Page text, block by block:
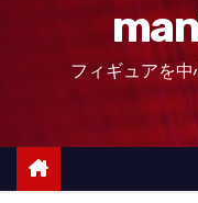
フィギュアを